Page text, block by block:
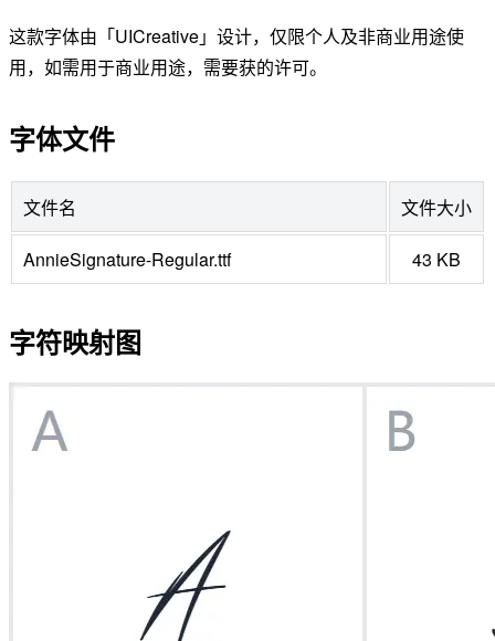
这款字体由「UICreative」设计，仅限个人及非商业用途使
用，如需用于商业用途，需要获的许可。
字体文件
文件名 文件大小
AnnieSignature-Regular.ttf 43 KB
字符映射图